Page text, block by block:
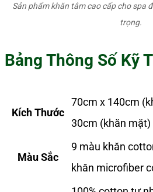
Sản phẩm khăn tắm cao cấp cho spa
trọng.
Bảng Thông Số Kỹ
Kích Thước
70cm x 140cm
30cm (khăn mặt)
Màu Sắc
9 màu khăn
khăn microfiber